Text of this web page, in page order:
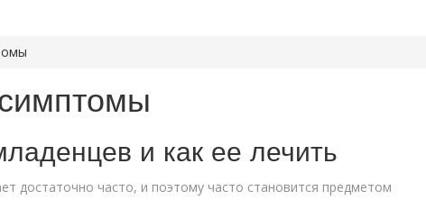
и как ее лечить
достаточно часто, и поэтому часто становится предметом